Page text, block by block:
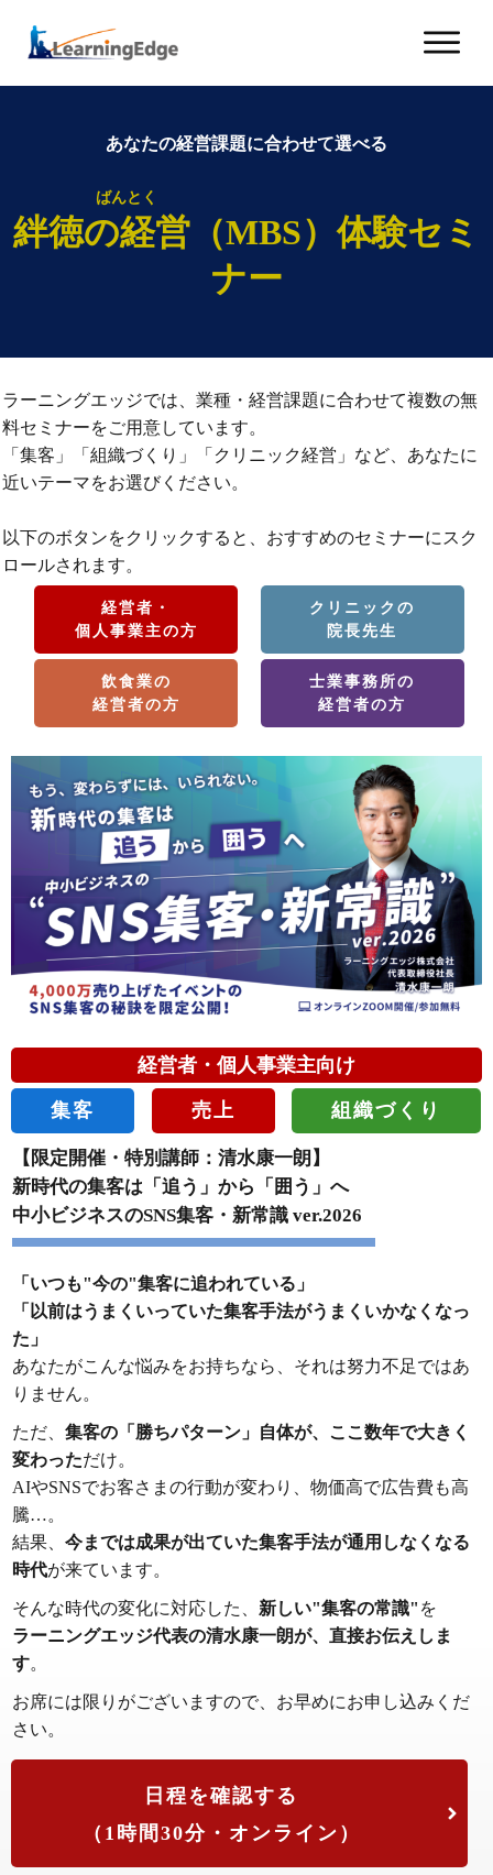
あなたの経営課題に合わせて選べる
ばんとく
絆徳の経営（MBS）体験セミ
ナー
ラーニングエッジでは、業種・経営課題に合わせて複数の無
料セミナーをご用意しています。
「集客」「組織づくり」「クリニック経営」など、あなたに
近いテーマをお選びください。
以下のボタンをクリックすると、おすすめのセミナーにスク
ロールされます。
経営者・
個人事業主の方
飲食業の
経営者の方
クリニックの
院長先生
士業事務所の
経営者の方
経営者・個人事業主向け
集客 売上 組織づくり
【限定開催・特別講師：清水康一朗】
新時代の集客は「追う」から「囲う」へ
中小ビジネスのSNS集客・新常識 ver.2026
「いつも"今の"集客に追われている」
「以前はうまくいっていた集客手法がうまくいかなくなっ
た」
あなたがこんな悩みをお持ちなら、それは努力不足ではあ
りません。
ただ、 集客の「勝ちパターン」自体が、ここ数年で大きく
変わっただけ。
AIやSNSでお客さまの行動が変わり、物価高で広告費も高
騰…。
結果、 今までは成果が出ていた集客手法が通用しなくなる
時代が来ています。
そんな時代の変化に対応した、 新しい"集客の常識" を
ラーニングエッジ代表の清水康一朗が、直接お伝えしま
す。
お席には限りがございますので、お早めにお申し込みくだ
さい。
日程を確認する
（1時間30分・オンライン）